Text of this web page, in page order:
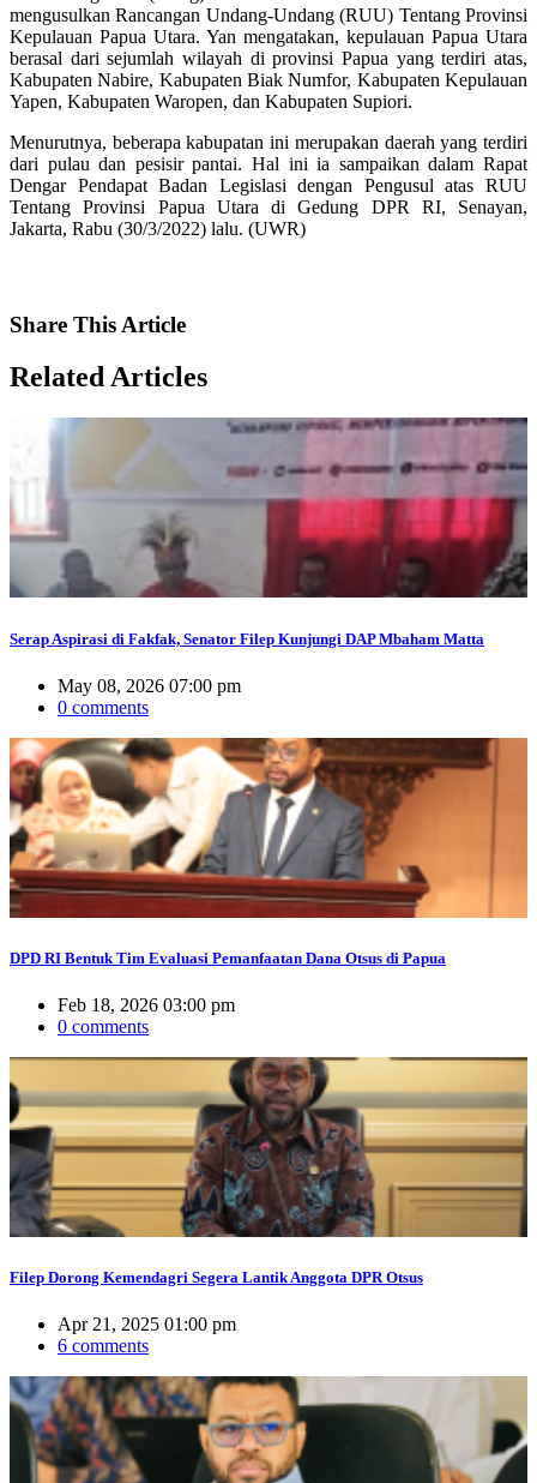
mengusulkan Rancangan Undang-Undang (RUU) Tentang Provinsi
Kepulauan Papua Utara. Yan mengatakan, kepulauan Papua Utara
berasal dari sejumlah wilayah di provinsi Papua yang terdiri atas,
Kabupaten Nabire, Kabupaten Biak Numfor, Kabupaten Kepulauan
Yapen, Kabupaten Waropen, dan Kabupaten Supiori.
Menurutnya, beberapa kabupatan ini merupakan daerah yang terdiri
dari pulau dan pesisir pantai. Hal ini ia sampaikan dalam Rapat
Dengar Pendapat Badan Legislasi dengan Pengusul atas RUU
Tentang Provinsi Papua Utara di Gedung DPR RI, Senayan,
Jakarta, Rabu (30/3/2022) lalu. (UWR)
Share This Article
RelatedArticles
Serap Aspirasi di Fakfak, Senator Filep Kunjungi DAP Mbaham Matta
May 08, 2026 07:00 pm
0 comments
DPD RI Bentuk Tim Evaluasi Pemanfaatan Dana Otsus di Papua
Feb 18, 2026 03:00 pm
0 comments
Filep Dorong Kemendagri Segera Lantik Anggota DPR Otsus
Apr 21, 2025 01:00 pm
6 comments